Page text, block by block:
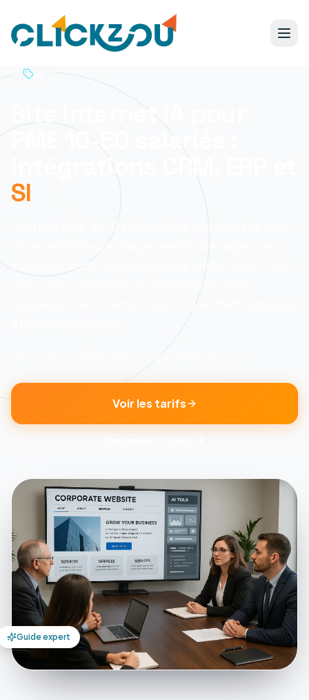
Site internet IA pour
PME 10-50 salariés :
intégrations CRM, ERP et
SI
Pour une PME de 10 à 50 salariés, créer un site avec
l'IA ne se limite pas à la génération de pages. Les
vrais enjeux sont les intégrations métier (CRM, ERP,
SSO, sync catalogue), la collaboration multi-
équipes et l'architecture technique. Méthodologie
7 mars 2026
Voir les tarifs
Guide expert